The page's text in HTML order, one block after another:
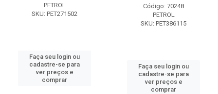
PETROL
SKU: PET271502
Faça seu login ou
cadastre-se para
ver preços e
comprar
Código: 70248
PETROL
SKU: PET386115
Faça seu login ou
cadastre-se para
ver preços e
comprar